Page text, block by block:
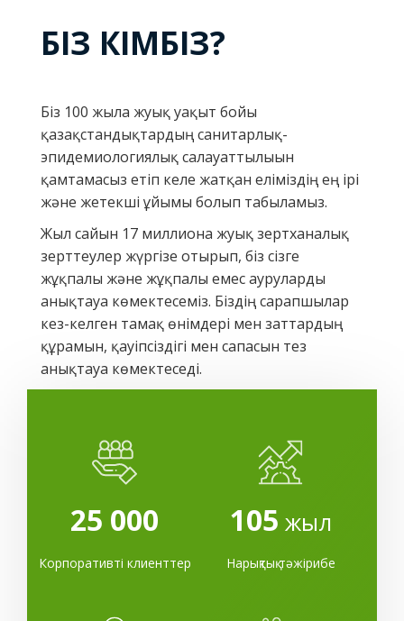
БІЗ КІМБІЗ?
Біз 100 жылға жуық уақыт бойы
қазақстандықтардың санитарлық-
эпидемиологиялық салауаттылығын
қамтамасыз етіп келе жатқан еліміздің ең ірі
және жетекші ұйымы болып табыламыз.
Жыл сайын 17 миллионға жуық зертханалық
зерттеулер жүргізе отырып, біз сізге
жұқпалы және жұқпалы емес ауруларды
анықтауға көмектесеміз. Біздің сарапшылар
кез-келген тамақ өнімдері мен заттардың
құрамын, қауіпсіздігі мен сапасын тез
анықтауға көмектеседі.
25 000
Корпоративті клиенттер
105 жыл
Нарықтық тәжірибе